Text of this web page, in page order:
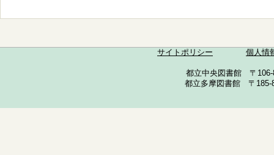
サイトポリシー 個人情
都立中央図書館 〒
都立多摩図書館 〒185-